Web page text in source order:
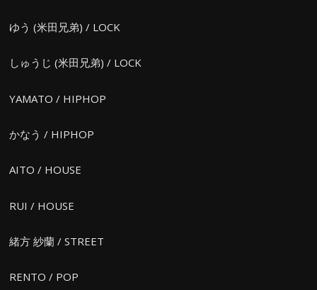
ゆう (米田兄弟) / LOCK
しゅうじ (米田兄弟) / LOCK
YAMATO / HIPHOP
かなう / HIPHOP
AITO / HOUSE
RUI / HOUSE
緒方 紗蘭 / STREET
RENTO / POP